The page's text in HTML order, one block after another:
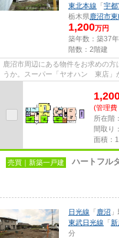
東北本線 「 宇
栃木県鹿沼市
1,200万円
築年数：築37年
階数：2階建
鹿沼市周辺にある物件をお求めの
うか。スーパー「ヤオハン 東店」
(管理費
所在階
間取り
面積：
売買｜新築一戸建 ハートフル
日光線 「 鹿沼
東武日光線 「 新
分